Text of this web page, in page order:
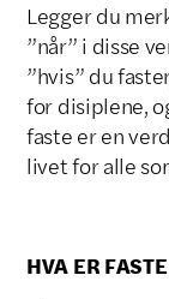
Legger du
”når” i disse
”hvis” du
for disiplene,
faste er en
livet for alle
HVA ER FASTE